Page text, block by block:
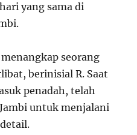
yang sama di
seorang
berinisial R. Saat
penadah, telah
untuk menjalani